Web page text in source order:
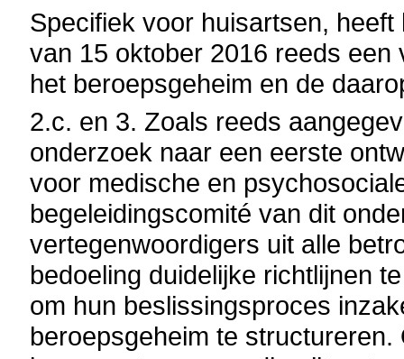
Specifiek voor huisartsen,
van 15 oktober 2016 reeds
het beroepsgeheim en de
2.c. en 3. Zoals reeds
onderzoek naar een eerste
voor medische en
begeleidingscomité van dit
vertegenwoordigers uit alle
bedoeling duidelijke richtlijnen
om hun beslissingsproces
beroepsgeheim te